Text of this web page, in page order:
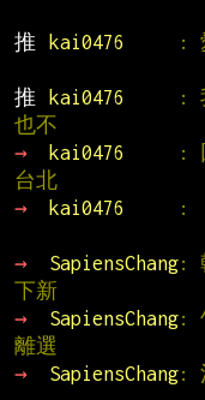
推
kai0476
:
推
kai0476
:
也不
→
kai0476
:
台北
→
kai0476
:
→
SapiensChang:
下新
→
SapiensChang:
離選
→
SapiensChang: